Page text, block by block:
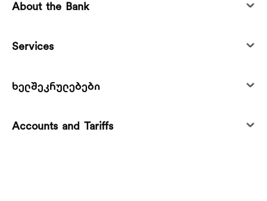
About the Bank
Services
ხელშეკრულებები
Accounts and Tariffs